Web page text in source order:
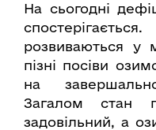
На сьогодні
розвиваються у
пізні посіви
на
Загалом стан
задовільний, а